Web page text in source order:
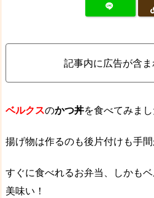
記事内に広告が含ま
ベルクスのかつ丼を食べてみまし
揚げ物は作るのも後片付けも手間
すぐに食べれるお弁当、しかも
美味い！